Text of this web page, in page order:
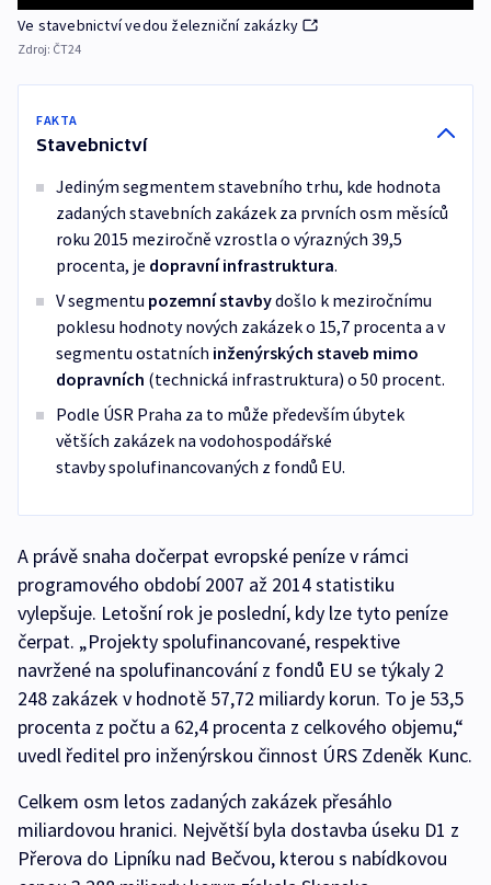
Ve stavebnictví vedou železniční zakázky
Zdroj: ČT24
FAKTA
Stavebnictví
Jediným segmentem stavebního trhu, kde hodnota
zadaných stavebních zakázek za prvních osm měsíců
roku 2015 meziročně vzrostla o výrazných 39,5
procenta, je dopravní infrastruktura.
V segmentu pozemní stavbydošlo k meziročnímu
poklesu hodnoty nových zakázek o 15,7 procenta a v
segmentu ostatních inženýrských staveb mimo
dopravních (technická infrastruktura) o 50 procent.
Podle ÚSR Praha za to může především úbytek
větších zakázek na vodohospodářské
stavby spolufinancovaných z fondů EU.
A právě snaha dočerpat evropské peníze v rámci
programového období 2007 až 2014 statistiku
vylepšuje. Letošní rok je poslední, kdy lze tyto peníze
čerpat. „Projekty spolufinancované, respektive
navržené na spolufinancování z fondů EU se týkaly 2
248 zakázek v hodnotě 57,72 miliardy korun. To je 53,5
procenta z počtu a 62,4 procenta z celkového objemu,“
uvedl ředitel pro inženýrskou činnost ÚRS Zdeněk Kunc.
Celkem osm letos zadaných zakázek přesáhlo
miliardovou hranici. Největší byla dostavba úseku D1 z
Přerova do Lipníku nad Bečvou, kterou s nabídkovou